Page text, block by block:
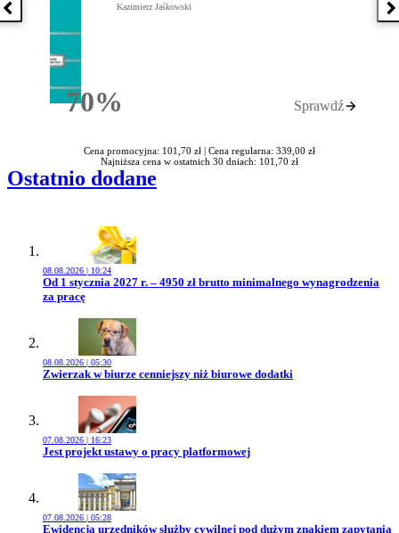
Poprzednia książka
70%Rabatu
Kazimierz Jaśkowski
Sprawdź
Cena promocyjna: 101,70 zł | Cena regularna: 339,00 zł
Najniższa cena w ostatnich 30 dniach: 101,70 zł
Ostatnio dodane
08.08.2026 | 10:24
Przejdź do artykułu:
Od 1 stycznia 2027 r. – 4950 zł brutto minimalnego wynagrodzenia
za pracę
08.08.2026 | 05:30
Przejdź do artykułu:
Zwierzak w biurze cenniejszy niż biurowe dodatki
07.08.2026 | 16:23
Przejdź do artykułu:
Jest projekt ustawy o pracy platformowej
07.08.2026 | 05:28
Przejdź do artykułu:
Ewidencja urzędników służby cywilnej pod dużym znakiem zapytania